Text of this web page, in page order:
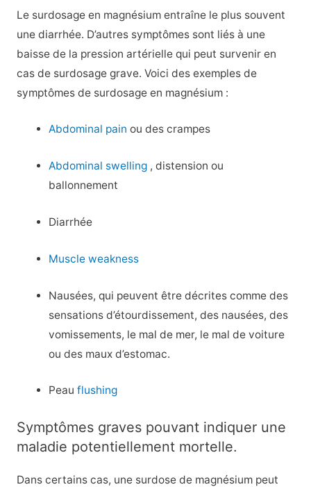
Le surdosage en magnésium entraîne le plus souvent
une diarrhée. D’autres symptômes sont liés à une
baisse de la pression artérielle qui peut survenir en
cas de surdosage grave. Voici des exemples de
symptômes de surdosage en magnésium :
Abdominal pain ou des crampes
Abdominal swelling , distension ou
ballonnement
Diarrhée
Muscle weakness
Nausées, qui peuvent être décrites comme des
sensations d’étourdissement, des nausées, des
vomissements, le mal de mer, le mal de voiture
ou des maux d’estomac.
Peauflushing
Symptômes graves pouvant indiquer une
maladie potentiellement mortelle.
Dans certains cas, une surdose de magnésium peut